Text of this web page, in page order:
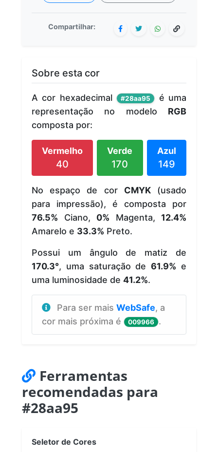
Compartilhar:
Sobre esta cor
A cor hexadecimal #28aa95
é uma
representação no modelo RGB
composta por:
Vermelho
40
Verde
170
Azul
149
No espaço de cor CMYK(usado
para impressão), é composta por
76.5% Ciano, 0% Magenta, 12.4%
Amarelo e 33.3% Preto.
Possui um ângulo de matiz de
170.3°, uma saturação de61.9% e
uma luminosidade de 41.2%.
Para ser mais WebSafe, a
cor mais próxima é
009966 .
Ferramentas
recomendadas para
#28aa95
Seletor de Cores